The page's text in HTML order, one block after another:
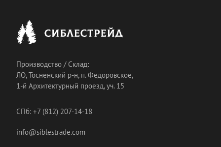
Производство / Склад:
ЛО, Тосненский р-н, п. Фёдоровское,
1-й Архитектурный проезд, уч. 15
СПб: +7 (812) 207-14-18
info@siblestrade.com